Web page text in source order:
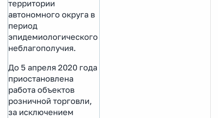
территории
автономного округа в
период
эпидемиологического
неблагополучия.
До 5 апреля 2020 года
приостановлена
работа объектов
розничной торговли,
за исключением